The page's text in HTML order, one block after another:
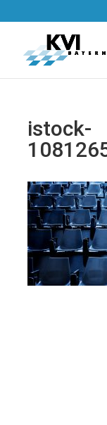
istock-